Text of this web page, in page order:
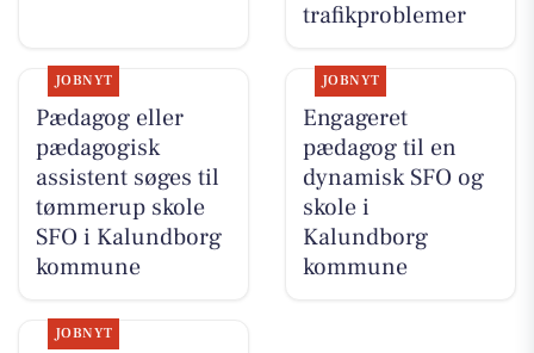
trafikproblemer
JOBNYT
Pædagog eller
pædagogisk
assistent søges til
tømmerup skole
SFO i Kalundborg
kommune
JOBNYT
Engageret
pædagog til en
dynamisk SFO og
skole i
Kalundborg
kommune
JOBNYT